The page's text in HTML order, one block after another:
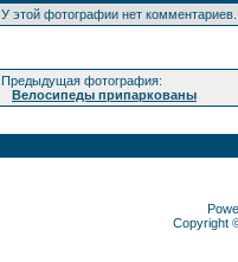
У этой фотографии нет комментариев.
Предыдущая фотография:
Велосипеды припаркованы
Copyright